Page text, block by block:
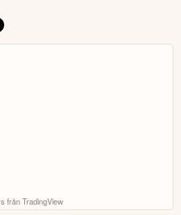
från TradingView